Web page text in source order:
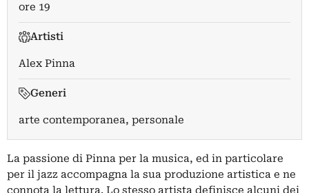
ore 19
Artisti
Alex Pinna
Generi
arte contemporanea, personale
La passione di Pinna per la musica, ed in particolare
per il jazz accompagna la sua produzione artistica e ne
connota la lettura. Lo stesso artista definisce alcuni dei